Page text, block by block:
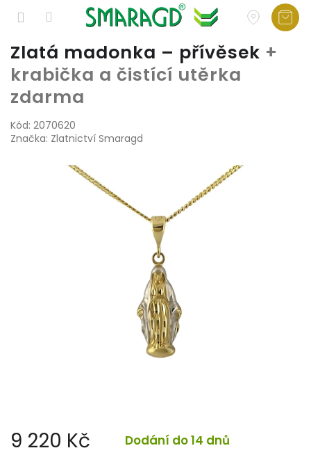
Přejít
na
obsah
Zlatá madonka – přívěsek +
krabička a čistící utěrka
zdarma
Kód: 2070620
Značka: Zlatnictví Smaragd
9 220 Kč Dodání do 14 dnů